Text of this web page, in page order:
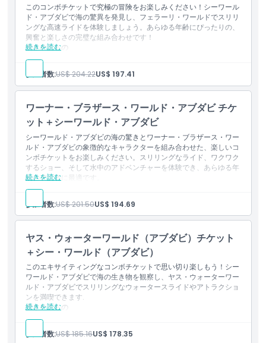
このコンボチケットで究極の冒険をお楽しみください！シーワール
ド・アブダビで海の驚異を発見し、フェラーリ・ワールドでスリリ
ングな高速ライドを体験しましょう。あらゆる年齢にぴったりの、
興奮と楽しさの完璧な組み合わせです！
続きを読む
含まれるもの
フェラーリ・ワールド・アブダビとシーワールド・アブダビへ
のそれぞれ1回の入場。
すべてのライド、スライド、アトラクションへの無制限アクセ
ス。
参加者数:US$ 204.22US$ 197.41
ワーナー・ブラザース・ワールド・アブダビ チケ
ット＋シーワールド・アブダビ
シーワールド・アブダビの海の驚きとワーナー・ブラザース・ワー
ルド・アブダビの象徴的なキャラクターを組み合わせた、楽しいコ
ンボチケットをお楽しみください。スリリングなライド、ワクワク
するショー、そして水中のアドベンチャーを体験でき、あらゆる年
齢の来場者に最適です。
続きを読む
含まれる内容
ワーナー・ブラザース・ワールド・アブダビおよびシーワール
ド・アブダビへの各1回の入場。
全てのライド、スライド、アトラクションの無制限利用。
参加者数:US$ 201.50US$ 194.69
ヤス・ウォーターワールド（アブダビ）チケット
＋シー・ワールド（アブダビ）
このエキサイティングなコンボチケットで思い切り楽しもう！シー
ワールド・アブダビで海の生き物を観察し、ヤス・ウォーターワー
ルド・アブダビでスリリングなウォータースライドやアトラクショ
ンを満喫できます.
続きを読む
含まれるもの
ヤス・ウォーターワールド・アブダビおよびシーワールド・ア
ブダビへの各1回の入場。
すべての乗り物、スライド、アトラクションへの無制限アクセ
参加者数:US$ 185.16US$ 178.35